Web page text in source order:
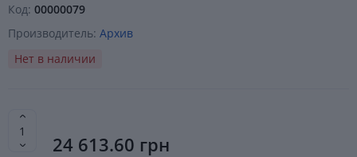
Код: 00000079
Производитель: Архив
Нет в наличии
24 613.60 грн